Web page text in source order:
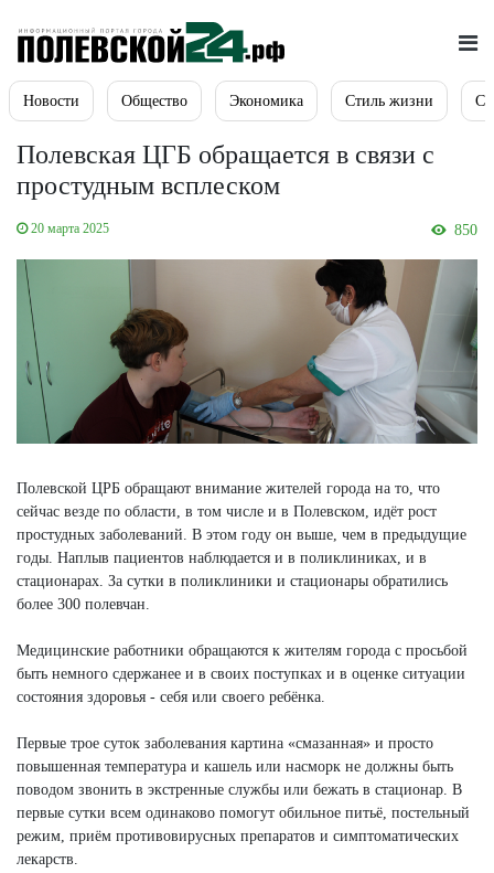
Новости Общество Экономика Стиль жизни
Полевская ЦГБ обращается в связи с
простудным всплеском
20 марта 2025 850
Полевской ЦРБ обращают внимание жителей города на то, что
сейчас везде по области, в том числе и в Полевском, идёт рост
простудных заболеваний. В этом году он выше, чем в предыдущие
годы. Наплыв пациентов наблюдается и в поликлиниках, и в
стационарах. За сутки в поликлиники и стационары обратились
более 300 полевчан.
Медицинские работники обращаются к жителям города с просьбой
быть немного сдержанее и в своих поступках и в оценке ситуации
состояния здоровья - себя или своего ребёнка.
Первые трое суток заболевания картина «смазанная» и просто
повышенная температура и кашель или насморк не должны быть
поводом звонить в экстренные службы или бежать в стационар. В
первые сутки всем одинаково помогут обильное питьё, постельный
режим, приём противовирусных препаратов и симптоматических
лекарств.